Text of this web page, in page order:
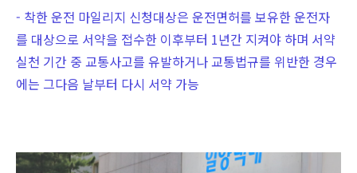
- 착한 운전 마일리지 신청대상은 운전면허를 보유한 운전자
를 대상으로 서약을 접수한 이후부터 1년간 지켜야 하며 서약
실천 기간 중 교통사고를 유발하거나 교통법규를 위반한 경우
에는 그다음 날부터 다시 서약 가능